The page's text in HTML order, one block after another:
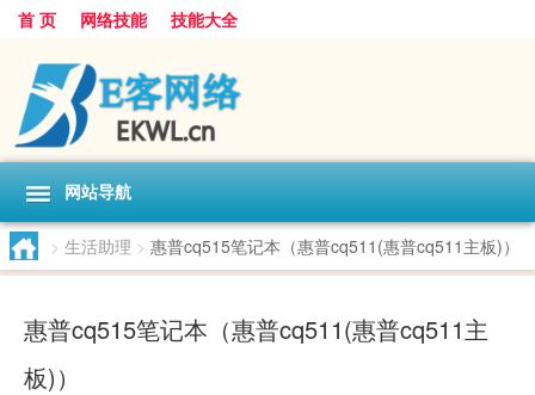
首 页 网络技能 技能大全
网站导航
> 生活助理 > 惠普cq515笔记本（惠普cq511(惠普cq511主板)）
惠普cq515笔记本（惠普cq511(惠普cq511主
板)）